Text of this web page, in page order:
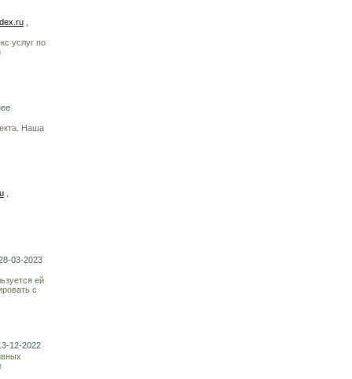
услуг по
Наша
03-2023
ей
с
12-2022